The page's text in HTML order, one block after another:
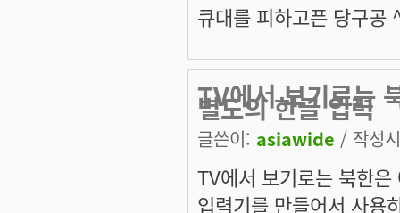
큐대를 피하고픈 당구공
TV에서 보기로는
별도의 한글 입력
글쓴이: asiawide / 작성
TV에서 보기로는 북한
입력기를 만들어서 사용